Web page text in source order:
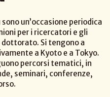
un’occasione periodica
per i ricercatori e gli
Si tengono a
a Kyoto e a Tokyo.
percorsi tematici, in
seminari, conferenze,